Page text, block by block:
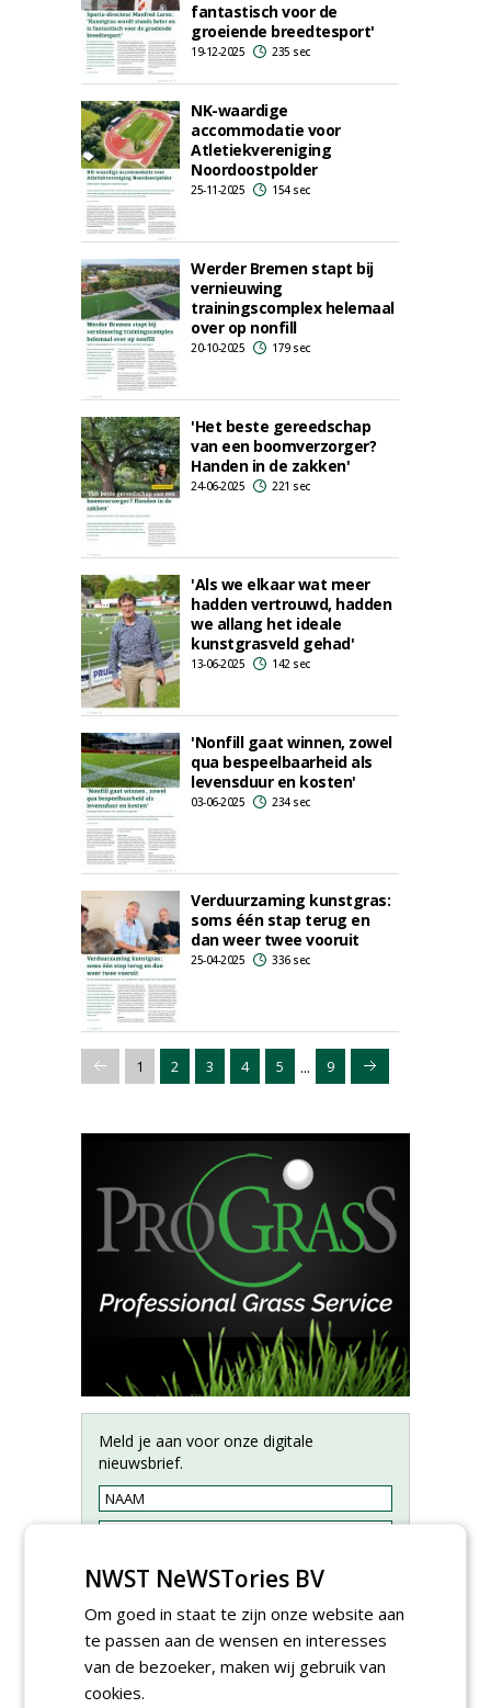
fantastisch voor de
groeiende breedtesport'
19-12-2025 235 sec
NK-waardige
accommodatie voor
Atletiekvereniging
Noordoostpolder
25-11-2025 154 sec
Werder Bremen stapt bij
vernieuwing
trainingscomplex helemaal
over op nonfill
20-10-2025 179 sec
'Het beste gereedschap
van een boomverzorger?
Handen in de zakken'
24-06-2025 221 sec
'Als we elkaar wat meer
hadden vertrouwd, hadden
we allang het ideale
kunstgrasveld gehad'
13-06-2025 142 sec
'Nonfill gaat winnen, zowel
qua bespeelbaarheid als
levensduur en kosten'
03-06-2025 234 sec
Verduurzaming kunstgras:
soms één stap terug en
dan weer twee vooruit
25-04-2025 336 sec
1 2 3 4 5 ... 9
Meld je aan voor onze digitale
nieuwsbrief.
NWST NeWSTories BV
Om goed in staat te zijn onze website aan
te passen aan de wensen en interesses
van de bezoeker, maken wij gebruik van
cookies.